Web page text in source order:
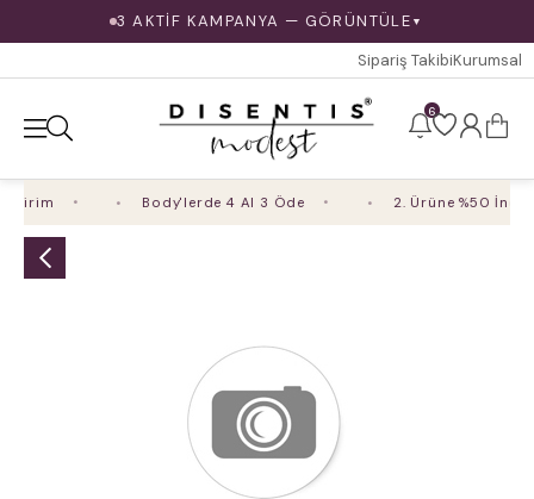
3 AKTİF KAMPANYA — GÖRÜNTÜLE ▼
Sipariş TakibiKurumsal
6
Body'lerde 4 Al 3 Öde 2. Ürüne %50